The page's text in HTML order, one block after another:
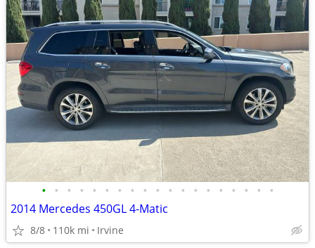
• • • • • • • • • • • • • • • • • • •
2014 Mercedes 450GL 4-Matic
8/8 110k mi Irvine